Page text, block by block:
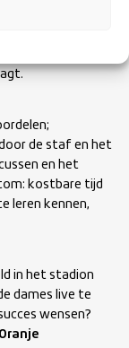
voor deze
de staf en het
en het
kostbare tijd
leren kennen,
in het stadion
dames live te
wensen?